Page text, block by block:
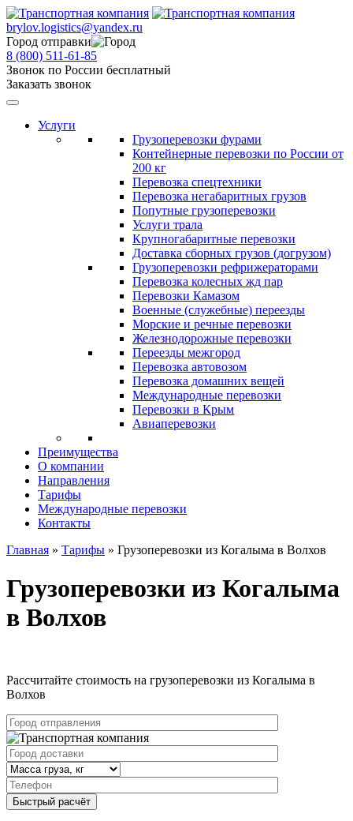
brylov.logistics@yandex.ru
Город отправки
8 (800) 511-61-85
Звонок по России бесплатный
Заказать звонок
Услуги
Грузоперевозки фурами
Контейнерные перевозки по России от
200 кг
Перевозка спецтехники
Перевозка негабаритных грузов
Попутные грузоперевозки
Услуги трала
Крупногабаритные перевозки
Доставка сборных грузов (догрузом)
Грузоперевозки рефрижераторами
Перевозка колесных жд пар
Перевозки Камазом
Военные (служебные) переезды
Морские и речные перевозки
Железнодорожные перевозки
Переезды межгород
Перевозка автовозом
Перевозка домашних вещей
Международные перевозки
Перевозки в Крым
Авиаперевозки
Преимущества
О компании
Направления
Тарифы
Международные перевозки
Контакты
Главная » Тарифы » Грузоперевозки из Когалыма в Волхов
Грузоперевозки из Когалыма
в Волхов
Рассчитайте стоимость на грузоперевозки из Когалыма в
Волхов
Быстрый расчёт